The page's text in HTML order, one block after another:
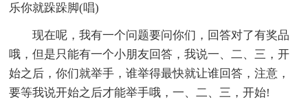
乐你就跺跺脚(唱)
现在呢，我有一个问题要问你们，回答对了有奖品
哦，但是只能有一个小朋友回答，我说一、二、三，开
始之后，你们就举手，谁举得最快就让谁回答，注意，
要等我说开始之后才能举手哦，一、二、三，开始!